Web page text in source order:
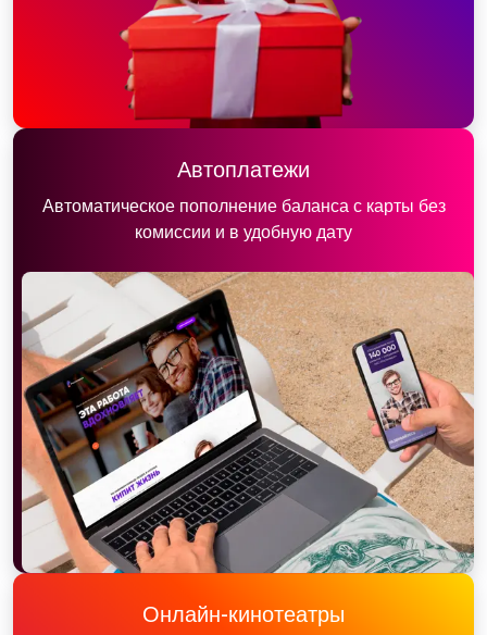
Автоплатежи
Автоматическое пополнение баланса с карты без
комиссии и в удобную дату
Онлайн-кинотеатры